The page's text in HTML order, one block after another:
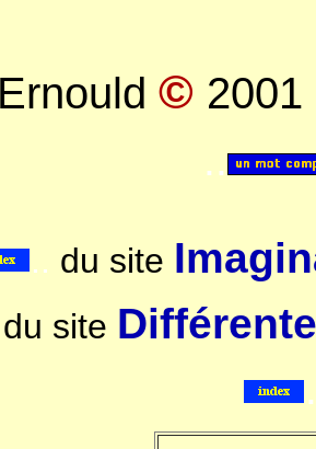
© 2001
..
.. du site
du site